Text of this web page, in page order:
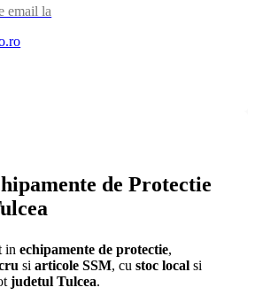
email la
de Protectie
inechipamente de protectie,
siarticole SSM, cu stoc local si
judetul Tulcea.